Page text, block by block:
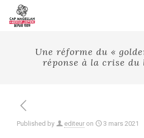
Une réforme du «
réponse à la crise du
Published by editeur on 3 mars 2021